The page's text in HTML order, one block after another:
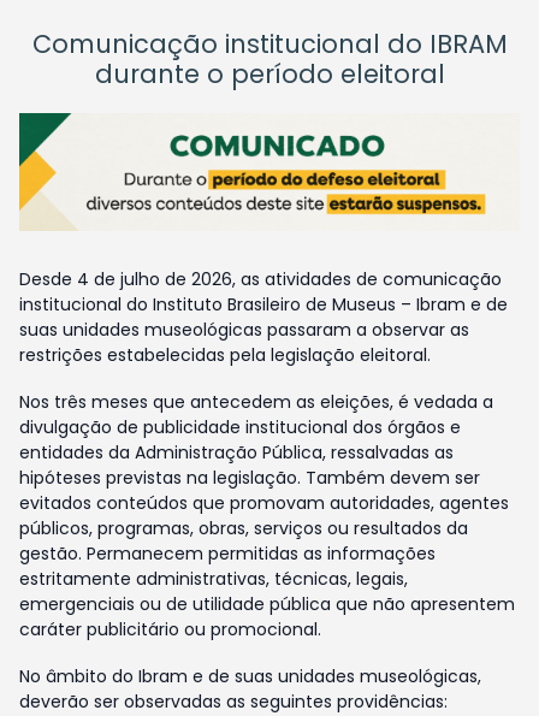
Comunicação institucional do IBRAM
durante o período eleitoral
Desde 4 de julho de 2026, as atividades de comunicação
institucional do Instituto Brasileiro de Museus – Ibram e de
suas unidades museológicas passaram a observar as
restrições estabelecidas pela legislação eleitoral.
Nos três meses que antecedem as eleições, é vedada a
divulgação de publicidade institucional dos órgãos e
entidades da Administração Pública, ressalvadas as
hipóteses previstas na legislação. Também devem ser
evitados conteúdos que promovam autoridades, agentes
públicos, programas, obras, serviços ou resultados da
gestão. Permanecem permitidas as informações
estritamente administrativas, técnicas, legais,
emergenciais ou de utilidade pública que não apresentem
caráter publicitário ou promocional.
No âmbito do Ibram e de suas unidades museológicas,
deverão ser observadas as seguintes providências: